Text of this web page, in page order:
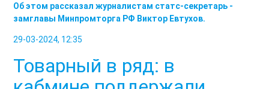
Об этом рассказал журналистам статс-секретарь -
замглавы Минпромторга РФ Виктор Евтухов.
29-03-2024, 12:35
Товарный в ряд: в